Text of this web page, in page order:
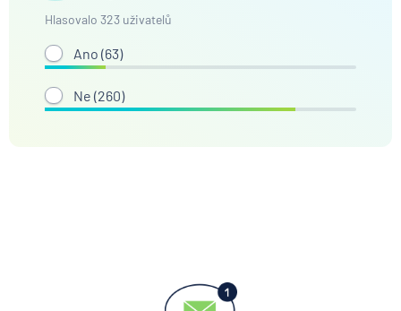
Hlasovalo 323 uživatelů
Ano (63)
Ne (260)